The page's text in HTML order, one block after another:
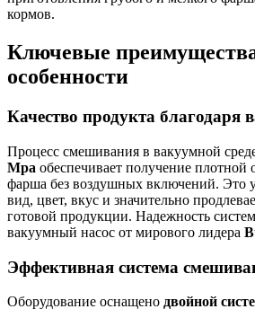
кормов.
Ключевые
особенности
Качество продукта благодаря
Процесс смешивания в вакуумной
Mpa обеспечивает получение плотной
фарша без воздушных включений. Это
вид, цвет, вкус и значительно
готовой продукции. Надежность
вакуумный насос от мирового лидера
Эффективная система
Оборудование оснащено двойной